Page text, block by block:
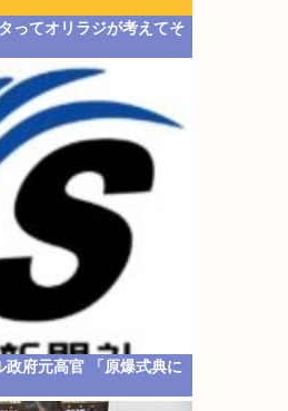
ってオリラジが考えてそ
政府元高官 「原爆式典に